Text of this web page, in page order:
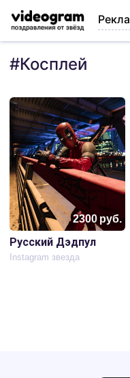
#Косплей
2300руб.
Русский Дэдпул
Instagram звезда